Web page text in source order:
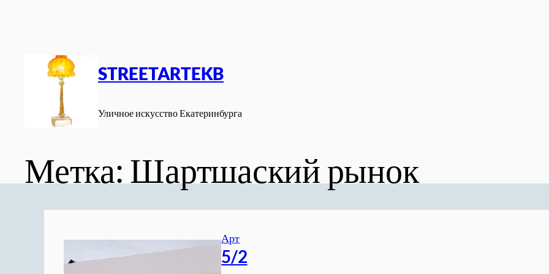
STREETARTEKB
Уличное искусство Екатеринбурга
Метка: Шартшаский рынок
Арт
5/2